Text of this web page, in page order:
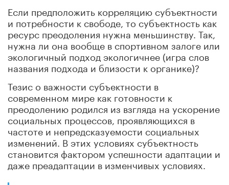
Если предположить корреляцию субъектности
и потребности к свободе, то субъектность как
ресурс преодоления нужна меньшинству. Так,
нужна ли она вообще в спортивном залоге или
экологичный подход экологичнее (игра слов
названия подхода и близости к органике)?
Тезис о важности субъектности в
современном мире как готовности к
преодолению родился из взгляда на ускорение
социальных процессов, проявляющихся в
частоте и непредсказуемости социальных
изменений. В этих условиях субъектность
становится фактором успешности адаптации и
даже преадаптации в изменчивых условиях.